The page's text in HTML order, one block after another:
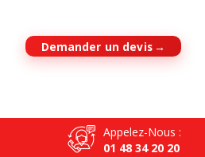
Demander un devis
Appelez-Nous :
01 48 34 20 20